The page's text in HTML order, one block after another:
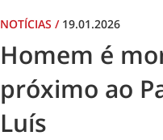
NOTÍCIAS / 19.01.2026
Homem é
próximo ao
Luís